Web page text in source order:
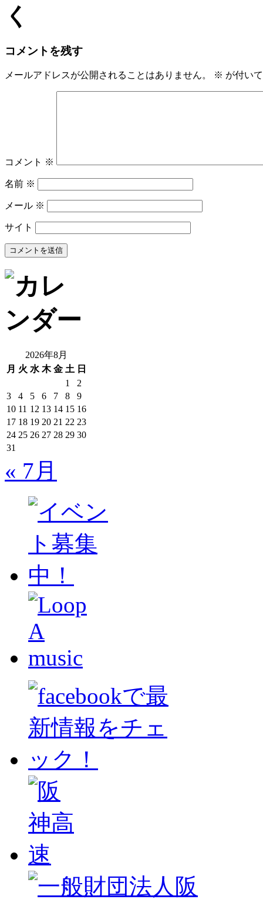
コメントを残す
メールアドレスが公開されることはありません。 ※ が付い
コメント ※
名前 ※
メール ※
サイト
2026年8月
月 火 水 木 金 土 日
1
2
3
4 5 6 7 8
9
10 11 12 13 14 15 16
17 18 19 20 21 22 23
24 25 26 27 28 29 30
31
« 7月